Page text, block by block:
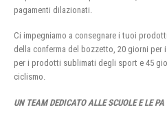
pagamenti dilazionati.
Ci impegniamo a consegnare i tuoi
della conferma del bozzetto, 20 giorni
per i prodotti sublimati degli sport e 45
ciclismo.
UN TEAM DEDICATO ALLE SCUOLE E LE PA